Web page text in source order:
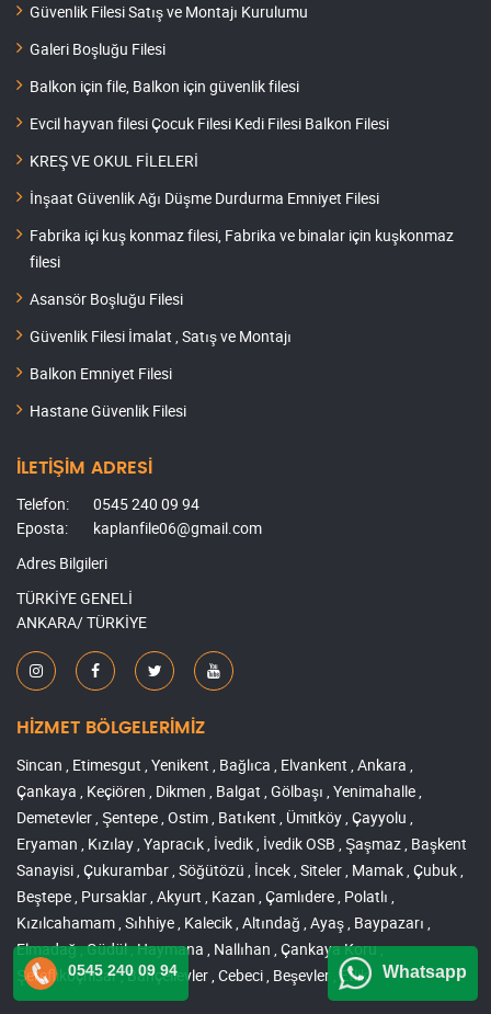
Güvenlik Filesi Satış ve Montajı Kurulumu
Galeri Boşluğu Filesi
Balkon için file, Balkon için güvenlik filesi
Evcil hayvan filesi Çocuk Filesi Kedi Filesi Balkon Filesi
KREŞ VE OKUL FİLELERİ
İnşaat Güvenlik Ağı Düşme Durdurma Emniyet Filesi
Fabrika içi kuş konmaz filesi, Fabrika ve binalar için kuşkonmaz
filesi
Asansör Boşluğu Filesi
Güvenlik Filesi İmalat , Satış ve Montajı
Balkon Emniyet Filesi
Hastane Güvenlik Filesi
İLETİŞİM ADRESİ
Telefon:
0545 240 09 94
Eposta:
kaplanfile06@gmail.com
Adres Bilgileri
TÜRKİYE GENELİ
ANKARA/ TÜRKİYE
HİZMET BÖLGELERİMİZ
Sincan , Etimesgut , Yenikent , Bağlıca , Elvankent , Ankara ,
Çankaya , Keçiören , Dikmen , Balgat , Gölbaşı , Yenimahalle ,
Demetevler , Şentepe , Ostim , Batıkent , Ümitköy , Çayyolu ,
Eryaman , Kızılay , Yapracık , İvedik , İvedik OSB , Şaşmaz , Başkent
Sanayisi , Çukurambar , Söğütözü , İncek , Siteler , Mamak , Çubuk ,
Beştepe , Pursaklar , Akyurt , Kazan , Çamlıdere , Polatlı ,
Kızılcahamam , Sıhhiye , Kalecik , Altındağ , Ayaş , Baypazarı ,
Elmadağ , Güdül , Haymana , Nallıhan , Çankaya Koru ,
Şereflikoçhisar , Bahçelievler , Cebeci , Beşevler , Etlik
0545 240 09 94 Whatsapp